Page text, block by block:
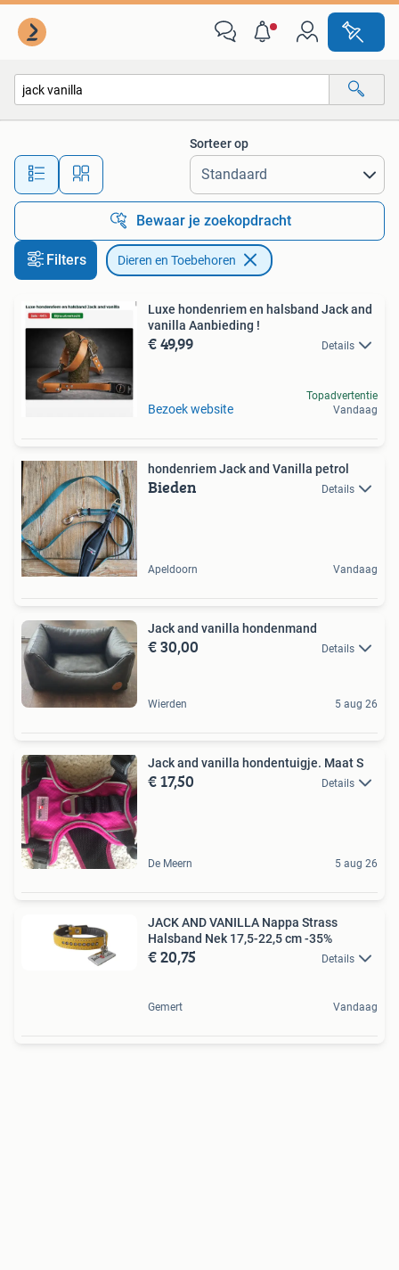
Alle afstanden…
Sorteer op
Bewaar je zoekopdracht
Filters Dieren en Toebehoren
Luxe hondenriem en halsband Jack and
vanilla Aanbieding !
€ 49,99 Details
Bezoek website
Topadvertentie
Vandaag
hondenriem Jack and Vanilla petrol
Bieden Details
Apeldoorn Vandaag
Jack and vanilla hondenmand
€ 30,00 Details
Wierden 5 aug 26
Jack and vanilla hondentuigje. Maat S
€ 17,50 Details
De Meern 5 aug 26
JACK AND VANILLA Nappa Strass
Halsband Nek 17,5-22,5 cm -35%
€ 20,75 Details
Gemert Vandaag